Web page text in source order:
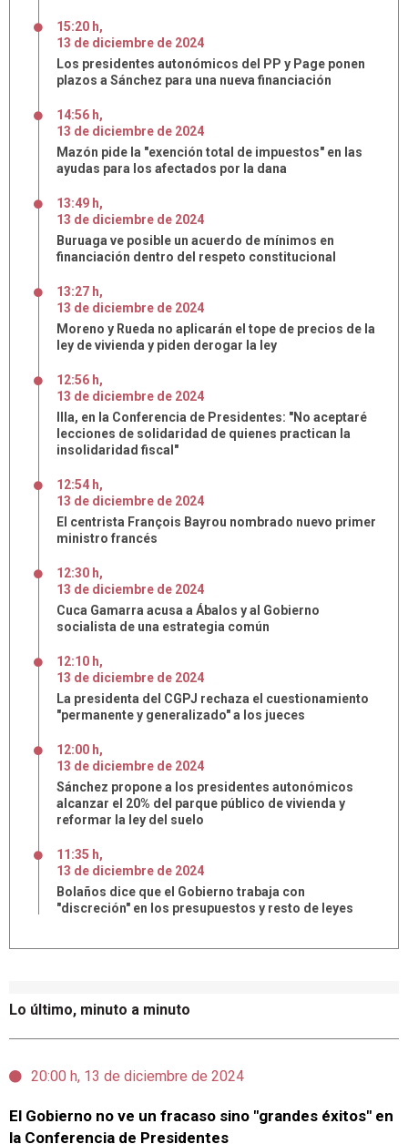
Lo último, minuto a minuto
20:00 h, 13 de diciembre de 2024
El Gobierno no ve un fracaso sino "grandes éxitos" en
la Conferencia de Presidentes
15:20 h,
13 de diciembre de 2024
Los presidentes autonómicos del PP y Page ponen
plazos a Sánchez para una nueva financiación
14:56 h,
13 de diciembre de 2024
Mazón pide la "exención total de impuestos" en las
ayudas para los afectados por la dana
13:49 h,
13 de diciembre de 2024
Buruaga ve posible un acuerdo de mínimos en
financiación dentro del respeto constitucional
13:27 h,
13 de diciembre de 2024
Moreno y Rueda no aplicarán el tope de precios de la
ley de vivienda y piden derogar la ley
12:56 h,
13 de diciembre de 2024
Illa, en la Conferencia de Presidentes: "No aceptaré
lecciones de solidaridad de quienes practican la
insolidaridad fiscal"
12:54 h,
13 de diciembre de 2024
El centrista François Bayrou nombrado nuevo primer
ministro francés
12:30 h,
13 de diciembre de 2024
Cuca Gamarra acusa a Ábalos y al Gobierno
socialista de una estrategia común
12:10 h,
13 de diciembre de 2024
La presidenta del CGPJ rechaza el cuestionamiento
"permanente y generalizado" a los jueces
12:00 h,
13 de diciembre de 2024
Sánchez propone a los presidentes autonómicos
alcanzar el 20% del parque público de vivienda y
reformar la ley del suelo
11:35 h,
13 de diciembre de 2024
Bolaños dice que el Gobierno trabaja con
"discreción" en los presupuestos y resto de leyes